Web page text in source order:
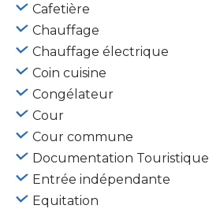
Cafetière
Chauffage
Chauffage électrique
Coin cuisine
Congélateur
Cour
Cour commune
Documentation Touristique
Entrée indépendante
Equitation